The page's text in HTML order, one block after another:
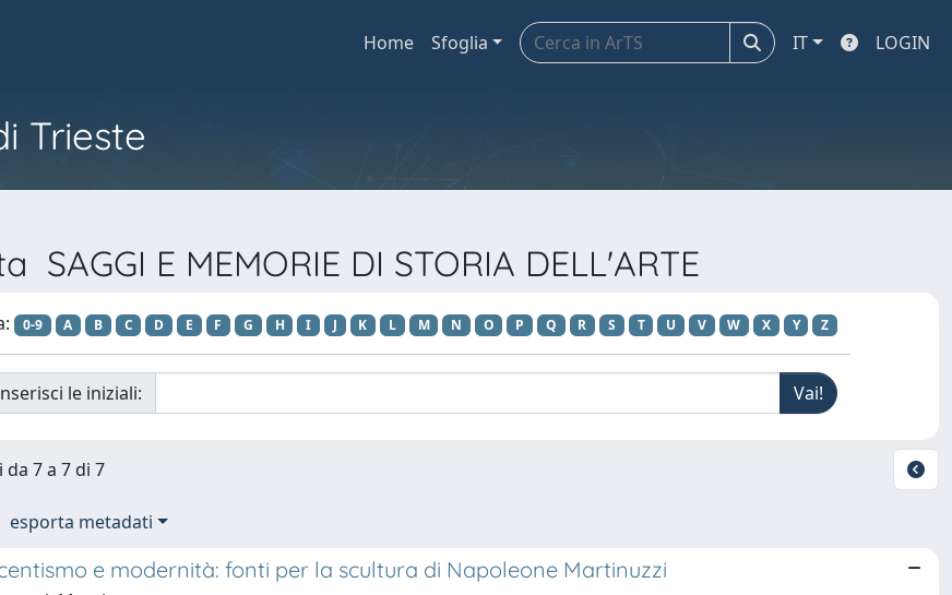
Home Sfoglia IT LOGIN
Trieste
SAGGI E MEMORIE DI STORIA DELL'ARTE
0-9 A B C D E F G H I J K L M N O P Q R S T U V W X Y Z
le iniziali:
7 a 7 di 7
esporta metadati
e modernità: fonti per la scultura di Napoleone Martinuzzi